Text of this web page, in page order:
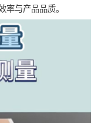
率与产品品质。